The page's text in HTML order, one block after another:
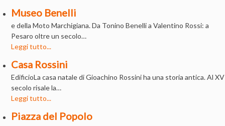
Museo Benelli
e della Moto Marchigiana. Da Tonino Benelli a Valentino Rossi: a
Pesaro oltre un secolo…
Leggi tutto...
Casa Rossini
EdificioLa casa natale di Gioachino Rossini ha una storia antica. Al XV
secolo risale la…
Leggi tutto...
Piazza del Popolo